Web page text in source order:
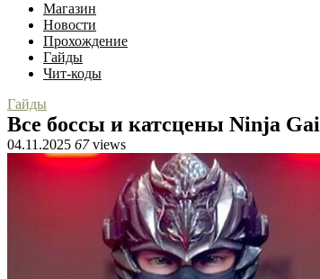
Магазин
Новости
Прохождение
Гайды
Чит-коды
Гайды
Все боссы и катсцены Ninja
04.11.2025 67views